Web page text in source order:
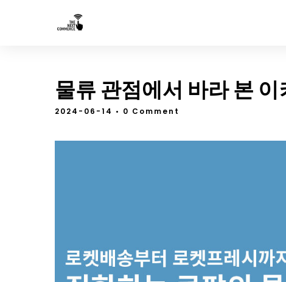
물류 관점에서 바라 본
2024-06-14 • 0 Comment